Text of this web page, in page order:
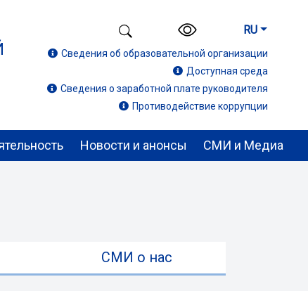
RU
Сведения об образовательной организации
Доступная среда
Сведения о заработной плате руководителя
Противодействие коррупции
Новости и анонсы СМИ и Медиа
СМИ о нас